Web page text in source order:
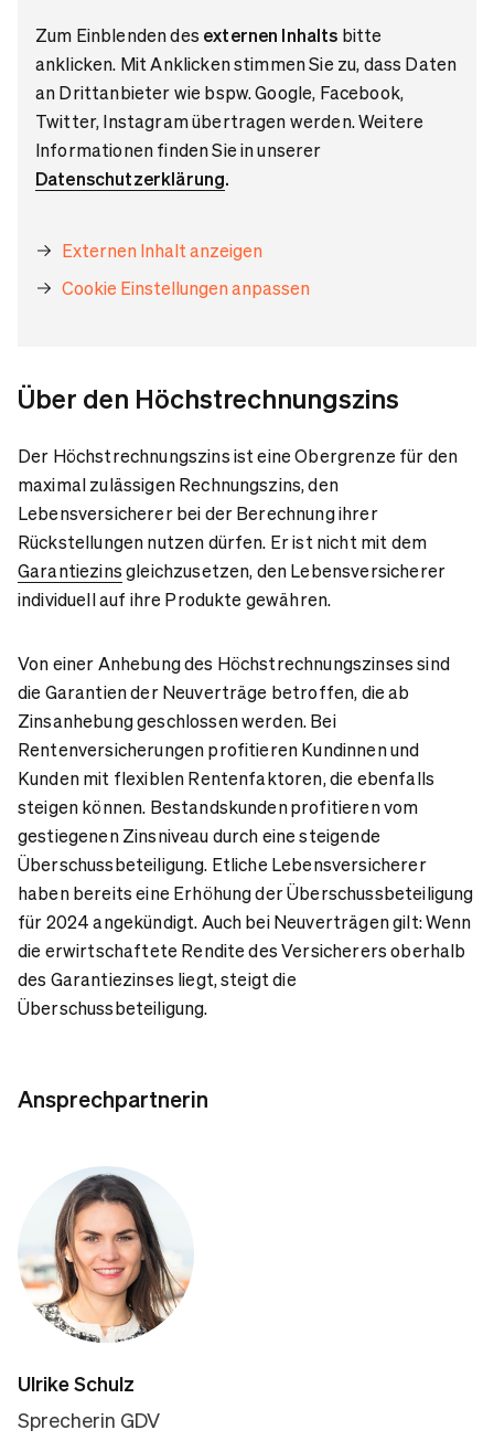
Zum Einblenden des externen Inhalts bitte
anklicken. Mit Anklicken stimmen Sie zu, dass Daten
an Drittanbieter wie bspw. Google, Facebook,
Twitter, Instagram übertragen werden. Weitere
Informationen finden Sie in unserer
Datenschutzerklärung.
Externen Inhalt anzeigen
Cookie Einstellungen anpassen
Über den Höchstrechnungszins
Der Höchstrechnungszins ist eine Obergrenze für den
maximal zulässigen Rechnungszins, den
Lebensversicherer bei der Berechnung ihrer
Rückstellungen nutzen dürfen. Er ist nicht mit dem
Garantiezinsgleichzusetzen, den Lebensversicherer
individuell auf ihre Produkte gewähren.
Von einer Anhebung des Höchstrechnungszinses sind
die Garantien der Neuverträge betroffen, die ab
Zinsanhebung geschlossen werden. Bei
Rentenversicherungen profitieren Kundinnen und
Kunden mit flexiblen Rentenfaktoren, die ebenfalls
steigen können. Bestandskunden profitieren vom
gestiegenen Zinsniveau durch eine steigende
Überschussbeteiligung. Etliche Lebensversicherer
haben bereits eine Erhöhung der Überschussbeteiligung
für 2024 angekündigt. Auch bei Neuverträgen gilt: Wenn
die erwirtschaftete Rendite des Versicherers oberhalb
des Garantiezinses liegt, steigt die
Überschussbeteiligung.
Ansprechpartnerin
Ulrike Schulz
Sprecherin GDV